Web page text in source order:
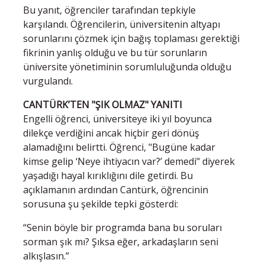
Bu yanıt, öğrenciler tarafından tepkiyle
karşılandı. Öğrencilerin, üniversitenin altyapı
sorunlarını çözmek için bağış toplaması gerektiği
fikrinin yanlış olduğu ve bu tür sorunların
üniversite yönetiminin sorumluluğunda olduğu
vurgulandı.
CANTÜRK’TEN "ŞIK OLMAZ" YANITI
Engelli öğrenci, üniversiteye iki yıl boyunca
dilekçe verdiğini ancak hiçbir geri dönüş
alamadığını belirtti. Öğrenci, "Bugüne kadar
kimse gelip ‘Neye ihtiyacın var?’ demedi" diyerek
yaşadığı hayal kırıklığını dile getirdi. Bu
açıklamanın ardından Cantürk, öğrencinin
sorusuna şu şekilde tepki gösterdi:
“Senin böyle bir programda bana bu soruları
sorman şık mı? Şıksa eğer, arkadaşların seni
alkışlasın.”